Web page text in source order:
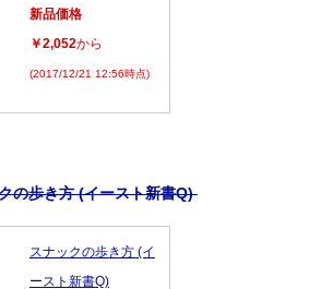
新品価格
￥2,052から
(2017/12/21 12:56時点)
の歩き方 (イースト新書Q)
スナックの歩き方 (イ
ースト新書Q)